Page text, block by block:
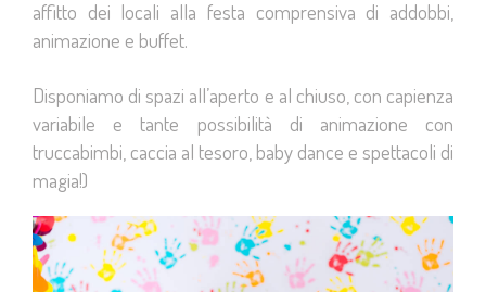
affitto dei locali alla festa comprensiva di addobbi,
animazione e buffet.
Disponiamo di spazi all’aperto e al chiuso, con capienza
variabile e tante possibilità di animazione con
truccabimbi, caccia al tesoro, baby dance e spettacoli di
magia!)